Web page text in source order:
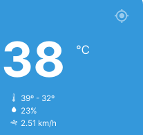
38 ℃
39º - 32º
23%
2.51 km/h